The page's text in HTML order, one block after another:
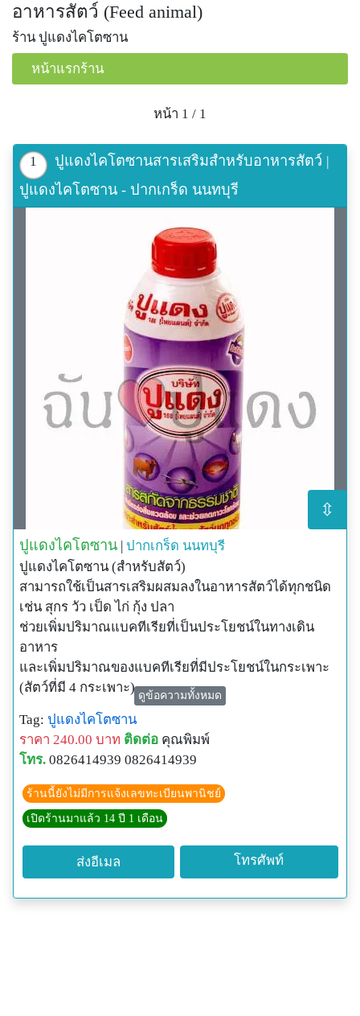
อาหารสัตว์ (Feed animal)
ร้าน ปูแดงไคโตซาน
หน้าแรกร้าน
หน้า 1 / 1
1
ปูแดงไคโตซานสารเสริมสำหรับอาหารสัตว์ |
ปูแดงไคโตซาน - ปากเกร็ด นนทบุรี
⇳
ปูแดงไคโตซาน | ปากเกร็ด นนทบุรี
ปูแดงไคโตซาน (สำหรับสัตว์)
สามารถใช้เป็นสารเสริมผสมลงในอาหารสัตว์ได้ทุกชนิด
เช่น สุกร วัว เป็ด ไก่ กุ้ง ปลา
ช่วยเพิ่มปริมาณแบคทีเรียที่เป็นประโยชน์ในทางเดิน
อาหาร
และเพิ่มปริมาณของแบคทีเรียที่มีประโยชน์ในกระเพาะ
(สัตว์ที่มี 4 กระเพาะ)
และในลำไส้ของสัตว์ทุกชนิดได้เป็นอย่างดี อีกทั้ง
(แบคทีเรีย) ยังสามารถเข้าไปเจริญ
เติบโตในลำไส้โดยยังคงมีชีวิต และสร้างกรดแลคติคออก
มากระตุ้นลำไส้เพื่อย่อย และดูดซึมอาหารได้ดีขึ้น
ดูข้อความทั้งหมด
Tag: ปูแดงไคโตซาน
ราคา 240.00 บาท ติดต่อ คุณพิมพ์
โทร. 0826414939 0826414939
ร้านนี้ยังไม่มีการแจ้งเลขทะเบียนพานิชย์
เปิดร้านมาแล้ว 14 ปี 1 เดือน
ส่งอีเมล โทรศัพท์